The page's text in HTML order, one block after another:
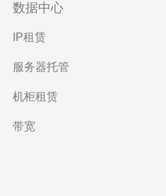
数据中心
IP租赁
服务器托管
机柜租赁
带宽